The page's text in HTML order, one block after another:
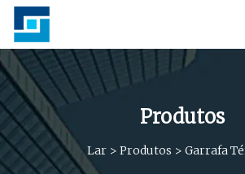
Produtos
Lar> Produtos > Garrafa